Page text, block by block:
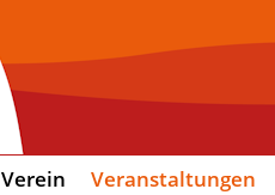
Verein Veranstaltungen